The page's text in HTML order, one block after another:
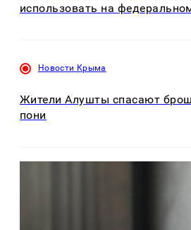
использовать на
Новости Крыма
Жители Алушты спасают
пони